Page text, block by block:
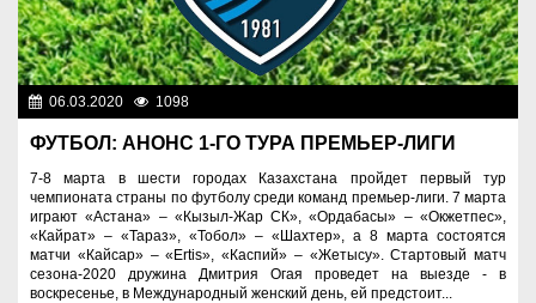
06.03.2020 1098
ФУТБОЛ: АНОНС 1-ГО ТУРА ПРЕМЬЕР-ЛИГИ
7-8 марта в шести городах Казахстана пройдет первый тур
чемпионата страны по футболу среди команд премьер-лиги. 7 марта
играют «Астана» – «Кызыл-Жар СК», «Ордабасы» – «Окжетпес»,
«Кайрат» – «Тараз», «Тобол» – «Шахтер», а 8 марта состоятся
матчи «Кайсар» – «Ertis», «Каспий» – «Жетысу». Стартовый матч
сезона-2020 дружина Дмитрия Огая проведет на выезде - в
воскресенье, в Международный женский день, ей предстоит...